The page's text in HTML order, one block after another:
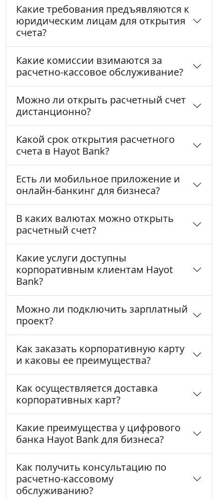
Какие требования предъявляются к
юридическим лицам для открытия
счета?
Какие комиссии взимаются за
расчетно-кассовое обслуживание?
Можно ли открыть расчетный счет
дистанционно?
Какой срок открытия расчетного
счета в Hayot Bank?
Есть ли мобильное приложение и
онлайн-банкинг для бизнеса?
В каких валютах можно открыть
расчетный счет?
Какие услуги доступны
корпоративным клиентам Hayot
Bank?
Можно ли подключить зарплатный
проект?
Как заказать корпоративную карту
и каковы ее преимущества?
Как осуществляется доставка
корпоративных карт?
Какие преимущества у цифрового
банка Hayot Bank для бизнеса?
Как получить консультацию по
расчетно-кассовому
обслуживанию?